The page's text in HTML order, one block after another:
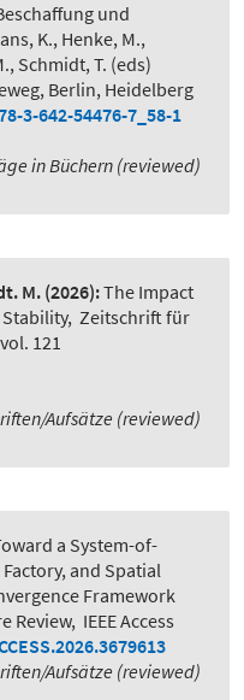
und
K., Henke, M.,
Schmidt, T. (eds)
Berlin, Heidelberg
3-642-54476-7_58-1
in Büchern (reviewed)
M. (2026):The Impact
, Zeitschrift für
121
Aufsätze (reviewed)
a System-of-
and Spatial
Framework
Review, IEEE Access
Aufsätze (reviewed)